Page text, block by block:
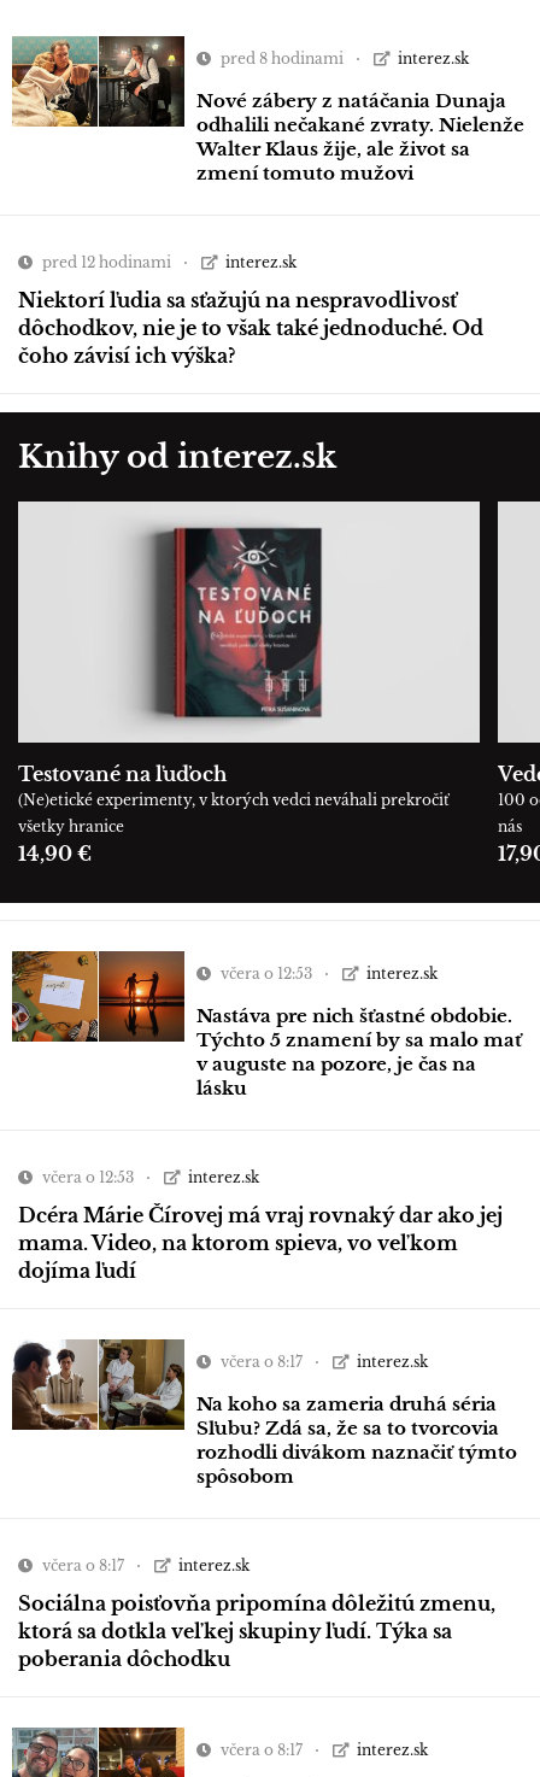
pred 8 hodinami interez.sk
Nové zábery z natáčania Dunaja
odhalili nečakané zvraty. Nielenže
Walter Klaus žije, ale život sa
zmení tomuto mužovi
pred 12 hodinami interez.sk
Niektorí ľudia sa sťažujú na nespravodlivosť
dôchodkov, nie je to však také jednoduché. Od
čoho závisí ich výška?
Knihy od interez.sk
Testované na ľuďoch
(Ne)etické experimenty, v ktorých vedci neváhali prekročiť
všetky hranice
14,90 €
100
nás
včera o 12:53 interez.sk
Nastáva pre nich šťastné obdobie.
Týchto 5 znamení by sa malo mať
v auguste na pozore, je čas na
lásku
včera o 12:53 interez.sk
Dcéra Márie Čírovej má vraj rovnaký dar ako jej
mama. Video, na ktorom spieva, vo veľkom
dojíma ľudí
včera o 8:17 interez.sk
Na koho sa zameria druhá séria
Sľubu? Zdá sa, že sa to tvorcovia
rozhodli divákom naznačiť týmto
spôsobom
včera o 8:17 interez.sk
Sociálna poisťovňa pripomína dôležitú zmenu,
ktorá sa dotkla veľkej skupiny ľudí. Týka sa
poberania dôchodku
včera o 8:17 interez.sk